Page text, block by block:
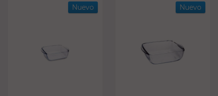
Nuevo Nuevo